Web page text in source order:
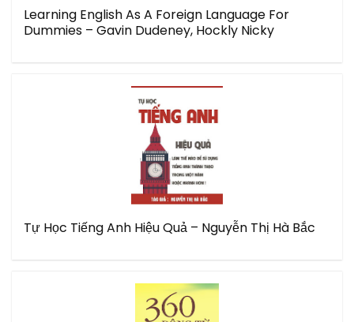
Learning English As A Foreign Language For
Dummies – Gavin Dudeney, Hockly Nicky
Tự Học Tiếng Anh Hiệu Quả – Nguyễn Thị Hà Bắc